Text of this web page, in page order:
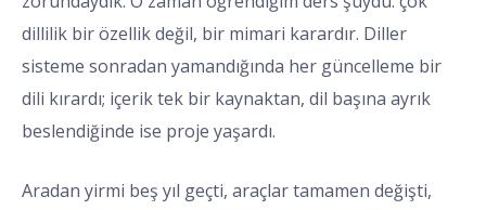
dillilik bir özellik değil, bir mimari karardır. Diller
sisteme sonradan yamandığında her güncelleme bir
dili kırardı; içerik tek bir kaynaktan, dil başına ayrık
beslendiğinde ise proje yaşardı.
Aradan yirmi beş yıl geçti, araçlar tamamen değişti,